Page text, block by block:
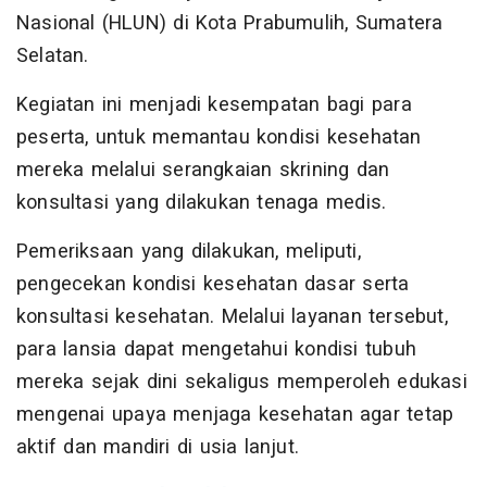
Nasional (HLUN) di Kota Prabumulih, Sumatera
Selatan.
Kegiatan ini menjadi kesempatan bagi para
peserta, untuk memantau kondisi kesehatan
mereka melalui serangkaian skrining dan
konsultasi yang dilakukan tenaga medis.
Pemeriksaan yang dilakukan, meliputi,
pengecekan kondisi kesehatan dasar serta
konsultasi kesehatan. Melalui layanan tersebut,
para lansia dapat mengetahui kondisi tubuh
mereka sejak dini sekaligus memperoleh edukasi
mengenai upaya menjaga kesehatan agar tetap
aktif dan mandiri di usia lanjut.